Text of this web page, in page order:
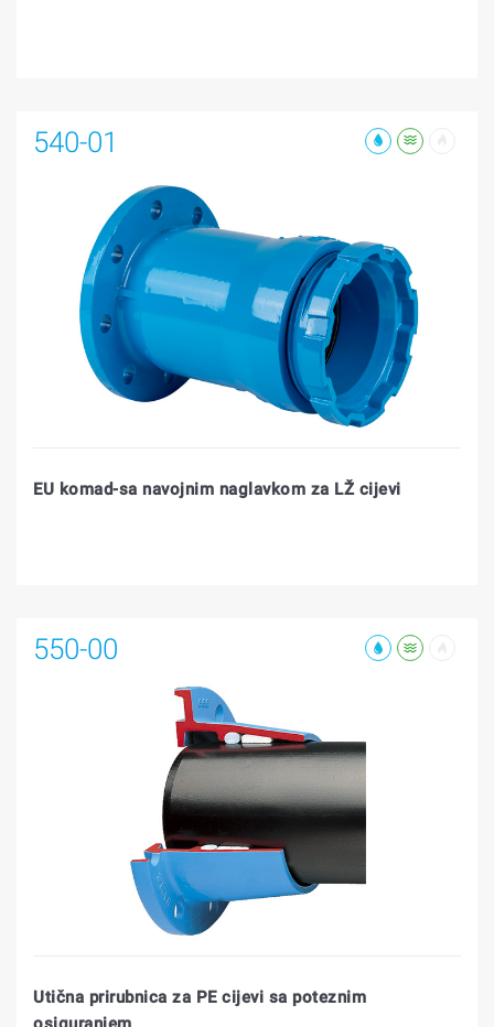
540-01
EU komad-sa navojnim naglavkom za LŽ cijevi
550-00
Utična prirubnica za PE cijevi sa poteznim